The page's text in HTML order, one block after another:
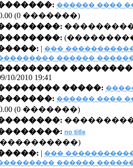
������ ����
(0 �������)
| ���
������
10/2010 19:41
�����:
������ ����
(0 �������)
no title
| ���
������